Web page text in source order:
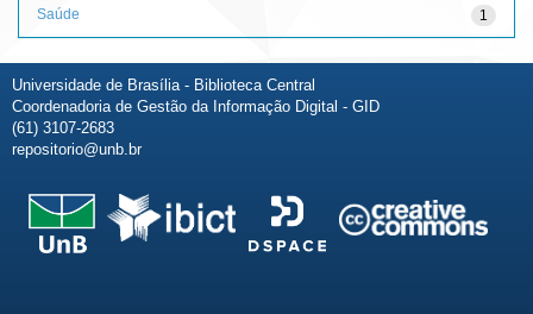
1
Saúde
Universidade de Brasília - Biblioteca Central
Coordenadoria de Gestão da Informação Digital - GID
(61) 3107-2683
repositorio@unb.br